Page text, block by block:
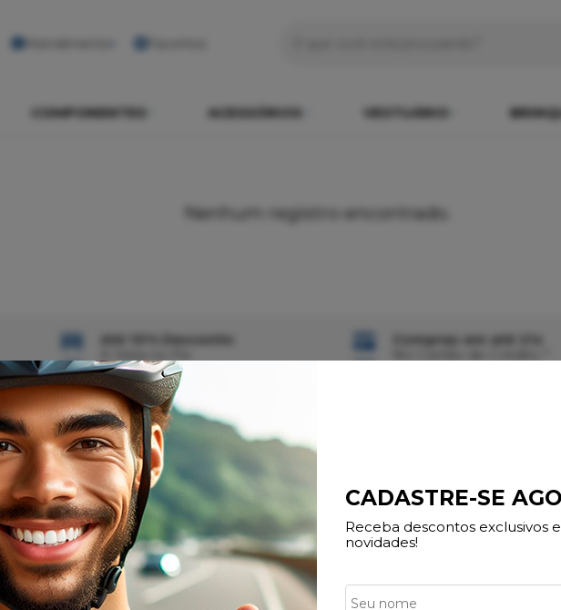
COMPONENTES ACESSÓRIOS VESTUÁRIO
Nenhum registro encontrado.
Até 10% Desconto
Compras em até 21x
CADASTRE-SE
Receba descontos exclusivos
novidades!